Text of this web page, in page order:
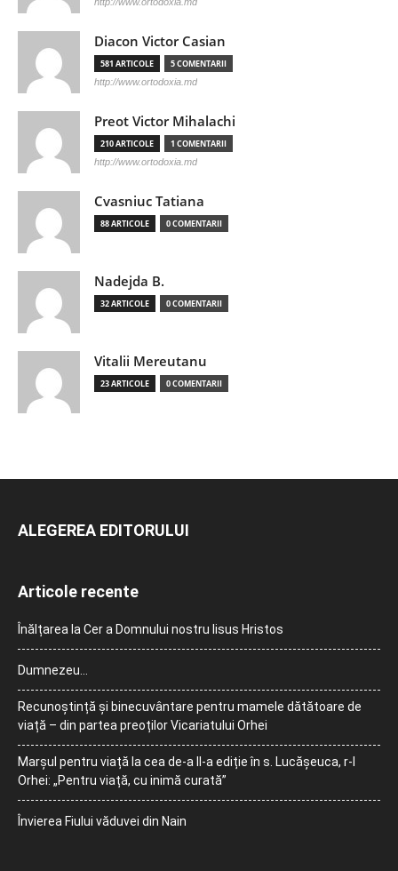
Diacon Victor Casian
581 ARTICOLE 5 COMENTARII
http://www.ortodoxia.md
Preot Victor Mihalachi
210 ARTICOLE 1 COMENTARII
http://www.ortodoxia.md
Cvasniuc Tatiana
88 ARTICOLE 0 COMENTARII
Nadejda B.
32 ARTICOLE 0 COMENTARII
Vitalii Mereutanu
23 ARTICOLE 0 COMENTARII
ALEGEREA EDITORULUI
Articole recente
Înălțarea la Cer a Domnului nostru Iisus Hristos
Dumnezeu…
Recunoștință și binecuvântare pentru mamele dătătoare de
viață – din partea preoților Vicariatului Orhei
Marșul pentru viață la cea de-a II-a ediție în s. Lucășeuca, r-l
Orhei: „Pentru viață, cu inimă curată”
Învierea Fiului văduvei din Nain